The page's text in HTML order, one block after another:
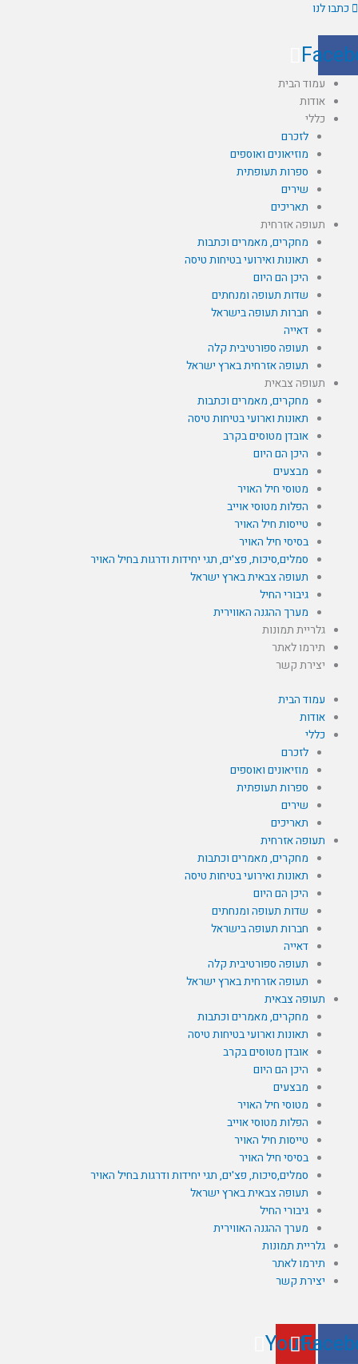
דילוגכתבו לנו
עמוד הבית
אודות
כללי
לזכרם
מוזיאונים ואוספים
ספרות תעופתית
שירים
תאריכים
תעופה אזרחית
מחקרים, מאמרים וכתבות
תאונות ואירועי בטיחות טיסה
היכן הם היום
שדות תעופה ומנחתים
חברות תעופה בישראל
דאייה
תעופה ספורטיבית קלה
תעופה אזרחית בארץ ישראל
תעופה צבאית
מחקרים, מאמרים וכתבות
תאונות וארועי בטיחות טיסה
אובדן מטוסים בקרב
היכן הם היום
מבצעים
מטוסי חיל האויר
הפלות מטוסי אוייב
טייסות חיל האויר
בסיסי חיל האויר
סמלים,סיכות, פצ'ים, תגי יחידות ודרגות בחיל האויר
תעופה צבאית בארץ ישראל
גיבורי החיל
מערך ההגנה האווירית
גלריית תמונות
תירמו לאתר
יצירת קשר
עמוד הבית
אודות
כללי
לזכרם
מוזיאונים ואוספים
ספרות תעופתית
שירים
תאריכים
תעופה אזרחית
מחקרים, מאמרים וכתבות
תאונות ואירועי בטיחות טיסה
היכן הם היום
שדות תעופה ומנחתים
חברות תעופה בישראל
דאייה
תעופה ספורטיבית קלה
תעופה אזרחית בארץ ישראל
תעופה צבאית
מחקרים, מאמרים וכתבות
תאונות וארועי בטיחות טיסה
אובדן מטוסים בקרב
היכן הם היום
מבצעים
מטוסי חיל האויר
הפלות מטוסי אוייב
טייסות חיל האויר
בסיסי חיל האויר
סמלים,סיכות, פצ'ים, תגי יחידות ודרגות בחיל האויר
תעופה צבאית בארץ ישראל
גיבורי החיל
מערך ההגנה האווירית
גלריית תמונות
תירמו לאתר
יצירת קשר
Youtube